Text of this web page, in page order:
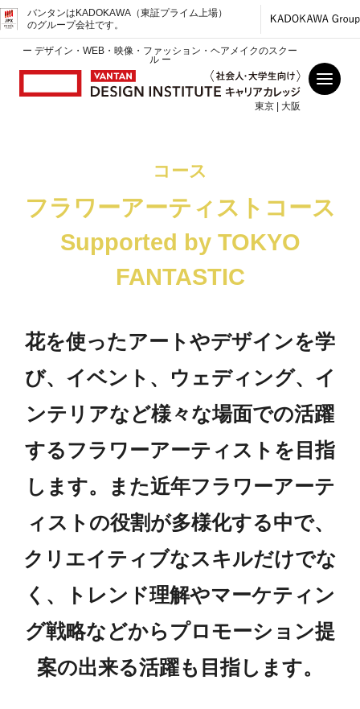
バンタンはKADOKAWA（東証プライム上場）
のグループ会社です。
ー デザイン・WEB・映像・ファッション・ヘアメイクのスクー
ル ー
東京 | 大阪
コース
フラワーアーティストコース
Supported by TOKYO
FANTASTIC
花を使ったアートやデザインを学
び、イベント、ウェディング、イ
ンテリアなど様々な場面での活躍
するフラワーアーティストを目指
します。また近年フラワーアーテ
ィストの役割が多様化する中で、
クリエイティブなスキルだけでな
く、トレンド理解やマーケティン
グ戦略などからプロモーション提
案の出来る活躍も目指します。